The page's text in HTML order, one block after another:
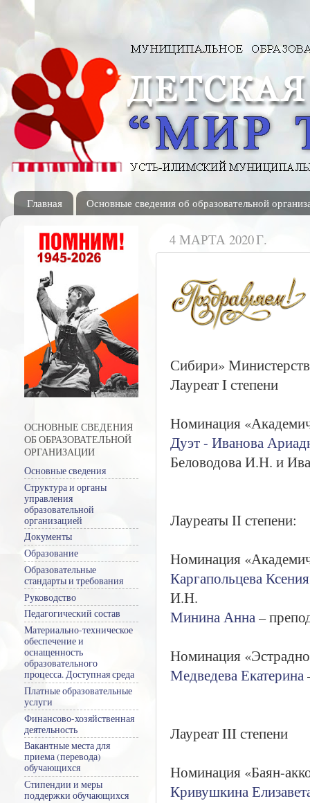
Главная Основные сведения об образовательной
4 МАРТА 2020 Г.
Сибири»
Лауреат I степени
Номинация
Дуэт - Иванова
Беловодова И.Н. и
Лауреаты II степени:
Номинация
Каргапольцева
И.Н.
Минина Анна –
Номинация
Медведева Екатерина
Лауреат III степени
Номинация «Баян-
Кривушкина
ОСНОВНЫЕ СВЕДЕНИЯ
ОБ ОБРАЗОВАТЕЛЬНОЙ
ОРГАНИЗАЦИИ
Основные сведения
Структура и органы
управления
образовательной
организацией
Документы
Образование
Образовательные
стандарты и требования
Руководство
Педагогический состав
Материально-техническое
обеспечение и
оснащенность
образовательного
процесса. Доступная среда
Платные образовательные
услуги
Финансово-хозяйственная
деятельность
Вакантные места для
приема (перевода)
обучающихся
Стипендии и меры
поддержки обучающихся